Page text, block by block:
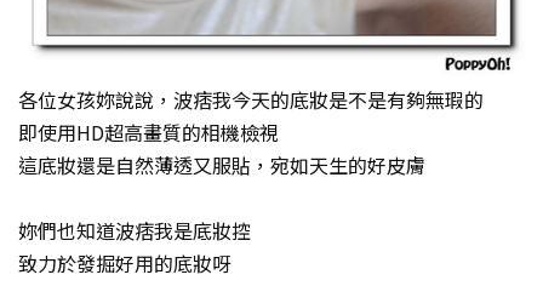
各位女孩妳說說，波痞我今天的底妝是不是有夠無瑕的
即使用HD超高畫質的相機檢視
這底妝還是自然薄透又服貼，宛如天生的好皮膚
妳們也知道波痞我是底妝控
致力於發掘好用的底妝呀